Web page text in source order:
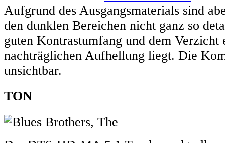
Aufgrund des Ausgangsmaterials sind
den dunklen Bereichen nicht ganz so
guten Kontrastumfang und dem Verzicht
nachträglichen Aufhellung liegt. Die
unsichtbar.
TON